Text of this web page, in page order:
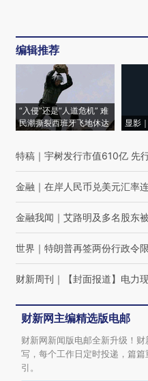
编辑推荐
“入侵”还是“人道危机” 难
民潮撕裂西班牙飞地休达
显影
特稿 ｜ 宇树发行市值610亿 先
金融 ｜ 在岸人民币兑美元汇率
金融我闻 ｜ 艾路明及多名股东
世界 ｜ 特朗普再签两份行政令
财新周刊 ｜ 【封面报道】电力
财新网主编精选版电邮
财新网新闻版电邮全新升级！
写，每个工作日定时投递，篇
引。